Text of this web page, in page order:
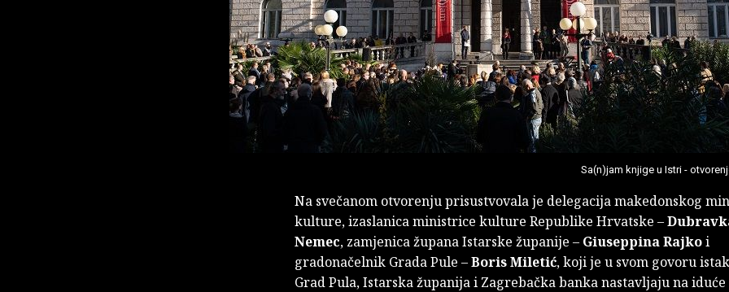
Sa(n)jam knjige u Istri -
Na svečanom otvorenju prisustvovala je delegacija makedonskog
kulture, izaslanica ministrice kulture Republike Hrvatske –
Nemec, zamjenica župana Istarske županije – Giuseppina Rajkoi
gradonačelnik Grada Pule –Boris Miletić, koji je u svom govoru
Grad Pula, Istarska županija i Zagrebačka banka nastavljaju na